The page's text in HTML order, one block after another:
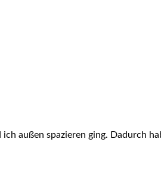
außen spazieren ging. Dadurch